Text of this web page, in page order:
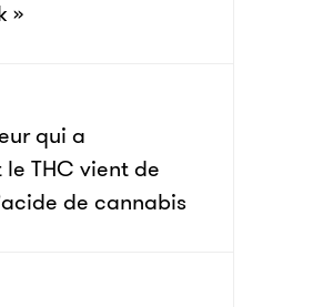
»
qui a
THC vient de
de cannabis